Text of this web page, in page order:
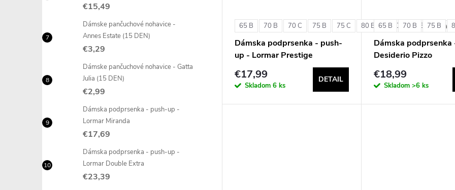
€15,49
Dámske pančuchové nohavice -
Annes Estate (15 DEN)
€3,29
Dámske pančuchové nohavice - Gatta
Julia (15 DEN)
€2,99
Dámska podprsenka - push-up -
Lormar Miranda
€17,69
Dámska podprsenka - push-up -
Lormar Double Extra
€23,39
65 B 70 B 70 C 75 B 75 C 80 B 80 C 85 B +
Dámska podprsenka - push-
up - Lormar Prestige
€17,99
Skladom 6 ks
DETAIL
65 B 70 B 75 B
Dámska podprsenka
Desiderio Pizzo
€18,99
Skladom>6 ks